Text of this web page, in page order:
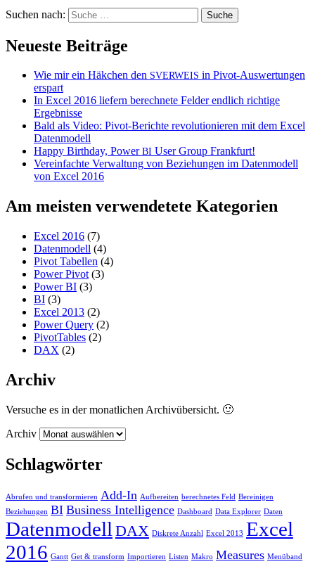
Suchen nach:
Neueste Beiträge
Wie mir ein Häkchen den SVERWEIS in Pivot-Auswertungen
erspart
In Excel 2016 liefern berechnete Felder endlich richtige
Ergebnisse
Bald als Video: Pivot-Berichte revolutionieren mit dem Excel
Datenmodell
Happy Birthday, PowerBI User Group Frankfurt!
Vereinfachte Verwaltung von Beziehungen im Datenmodell
von Excel 2016
Am meisten verwendetete Kategorien
Excel 2016 (7)
Datenmodell (4)
Pivot Tabellen (4)
Power Pivot (3)
Power BI (3)
BI (3)
Excel 2013 (2)
Power Query (2)
PivotTables (2)
DAX (2)
Archiv
Versuche es in der monatlichen Archivübersicht. 🙂
Archiv
Schlagwörter
Abrufen und transformieren Add-In Aufbereiten berechnetes Feld Bereinigen
Beziehungen BI Business Intelligence Dashboard Data Explorer Daten
Datenmodell DAX Diskrete Anzahl Excel 2013 Excel
2016 Gantt Get & transform Importieren Listen Makro Measures Menüband